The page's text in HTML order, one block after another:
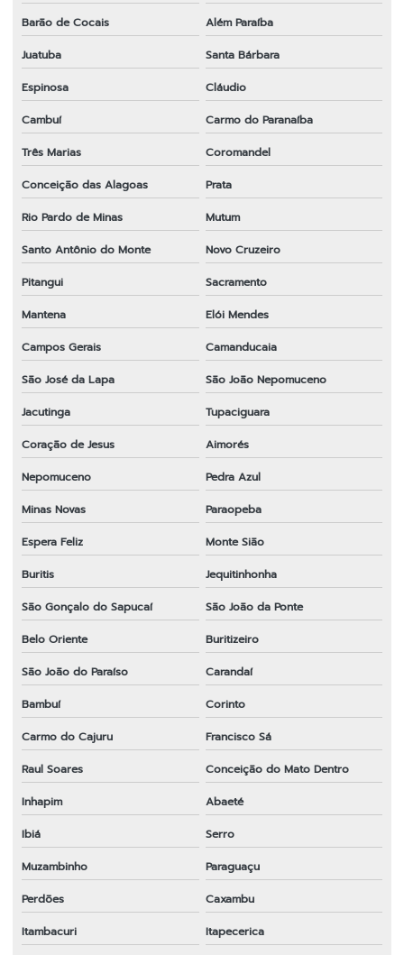
Barão de Cocais
Além Paraíba
Juatuba
Santa Bárbara
Espinosa
Cláudio
Cambuí
Carmo do Paranaíba
Três Marias
Coromandel
Conceição das Alagoas
Prata
Rio Pardo de Minas
Mutum
Santo Antônio do Monte
Novo Cruzeiro
Pitangui
Sacramento
Mantena
Elói Mendes
Campos Gerais
Camanducaia
São José da Lapa
São João Nepomuceno
Jacutinga
Tupaciguara
Coração de Jesus
Aimorés
Nepomuceno
Pedra Azul
Minas Novas
Paraopeba
Espera Feliz
Monte Sião
Buritis
Jequitinhonha
São Gonçalo do Sapucaí
São João da Ponte
Belo Oriente
Buritizeiro
São João do Paraíso
Carandaí
Bambuí
Corinto
Carmo do Cajuru
Francisco Sá
Raul Soares
Conceição do Mato Dentro
Inhapim
Abaeté
Ibiá
Serro
Muzambinho
Paraguaçu
Perdões
Caxambu
Itambacuri
Itapecerica